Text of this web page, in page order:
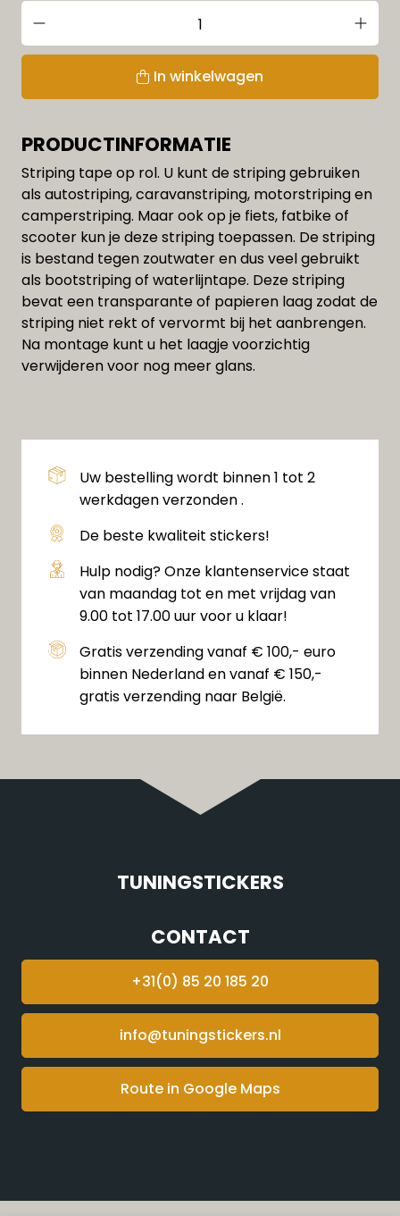
In winkelwagen
PRODUCTINFORMATIE
Striping tape op rol. U kunt de striping gebruiken
als autostriping, caravanstriping, motorstriping en
camperstriping. Maar ook op je fiets, fatbike of
scooter kun je deze striping toepassen. De striping
is bestand tegen zoutwater en dus veel gebruikt
als bootstriping of waterlijntape. Deze striping
bevat een transparante of papieren laag zodat de
striping niet rekt of vervormt bij het aanbrengen.
Na montage kunt u het laagje voorzichtig
verwijderen voor nog meer glans.
Uw bestelling wordt binnen 1 tot 2
werkdagen verzonden .
De beste kwaliteit stickers!
Hulp nodig? Onze klantenservice staat
van maandag tot en met vrijdag van
9.00 tot 17.00 uur voor u klaar!
Gratis verzending vanaf € 100,- euro
binnen Nederland en vanaf € 150,-
gratis verzending naar België.
TUNINGSTICKERS
CONTACT
+31(0) 85 20 185 20
info@tuningstickers.nl
Route in Google Maps